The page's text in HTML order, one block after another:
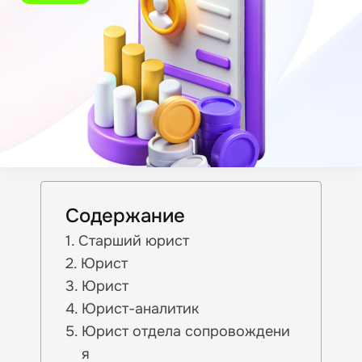
Содержание
Старший юрист
Юрист
Юрист
Юрист-аналитик
Юрист отдела сопровождени
я